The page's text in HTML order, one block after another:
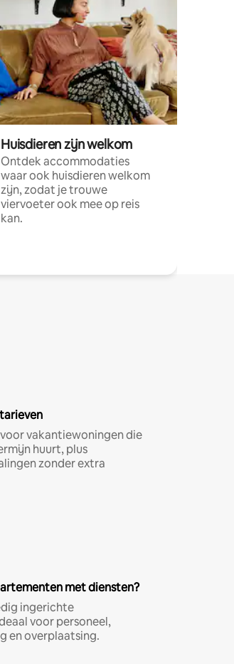
Huisdieren zijn welkom
Ontdek accommodaties
waar ook huisdieren welkom
zijn, zodat je trouwe
viervoeter ook mee op reis
kan.
vakantiewoningen die
huurt, plus
zonder extra
met diensten?
ingerichte
voor personeel,
en overplaatsing.